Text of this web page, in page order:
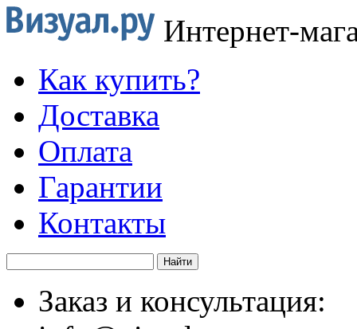
Интернет-
Как купить?
Доставка
Оплата
Гарантии
Контакты
Заказ и консультация: